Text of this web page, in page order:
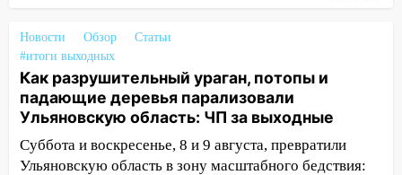
погиб один человек
11:05 12 человек погибли и 39 получили
ранения после атаки беспилотников на
Нижнекамск
10:51 В Ульяновской области
перехвачены четыре беспилотника
Новости Обзор
Статьи
#итоги выходных
Как разрушительный ураган, потопы и
падающие деревья парализовали
Ульяновскую область: ЧП за выходные
Суббота и воскресенье, 8 и 9 августа, превратили
Ульяновскую область в зону масштабного бедствия: